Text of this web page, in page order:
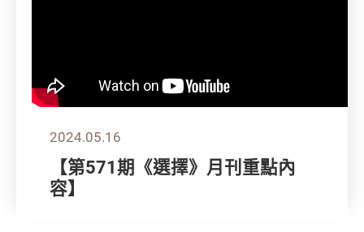
2024.05.16
【第571期《選擇》月刊重點內
容】